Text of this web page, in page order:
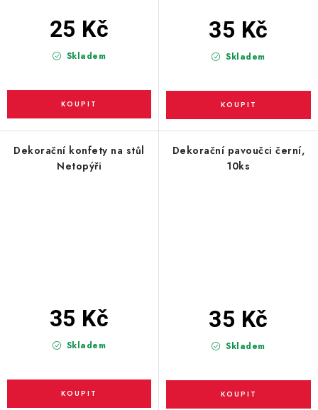
Skladem
25 Kč
Skladem
35 Kč
Dekorační konfety na stůl
Netopýři
Skladem
35 Kč
Dekorační pavoučci černí,
10ks
Skladem
35 Kč